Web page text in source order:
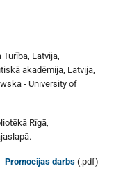
Latvija,
akadēmija, Latvija,
- University of
Rīgā,
Promocijas darbs (.pdf)